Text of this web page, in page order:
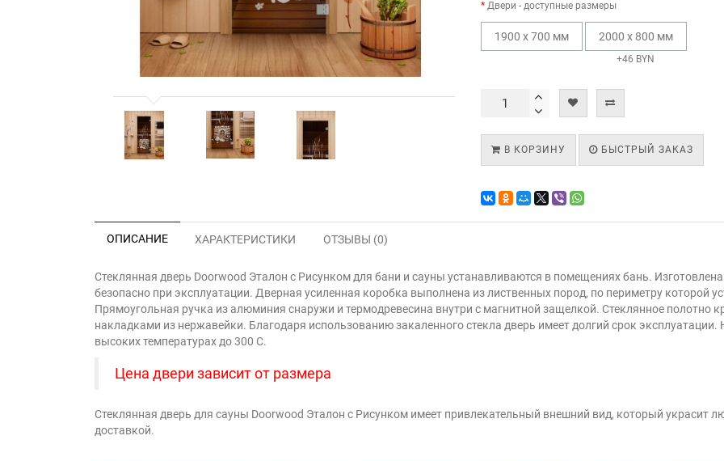
Двери - доступные размеры
1900 х 700 мм 2000 х 800 мм
+46 BYN
В КОРЗИНУ БЫСТРЫЙ ЗАКАЗ
ОПИСАНИЕ ХАРАКТЕРИСТИКИ ОТЗЫВЫ (0)
Стеклянная дверь Doorwood Эталон с Рисунком для бани и сауны устанавливаются в помещениях бань.
безопасно при эксплуатации. Дверная усиленная коробка выполнена из лиственных пород, по периметру которой
Прямоугольная ручка из алюминия снаружи и термодревесина внутри с магнитной защелкой. Стеклянное полотно
накладками из нержавейки. Благодаря использованию закаленного стекла дверь имеет долгий срок эксплуатации.
высоких температурах до 300 С.
Цена двери зависит от размера
Стеклянная дверь для сауны Doorwood Эталон с Рисунком имеет привлекательный внешний вид, который украсит
доставкой.